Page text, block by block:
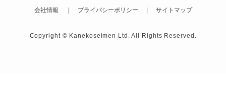
会社情報 プライバシーポリシー サイトマップ
Copyright © Kanekoseimen Ltd. All Rights Reserved.